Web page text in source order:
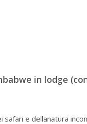
in lodge
safari e dellanatura